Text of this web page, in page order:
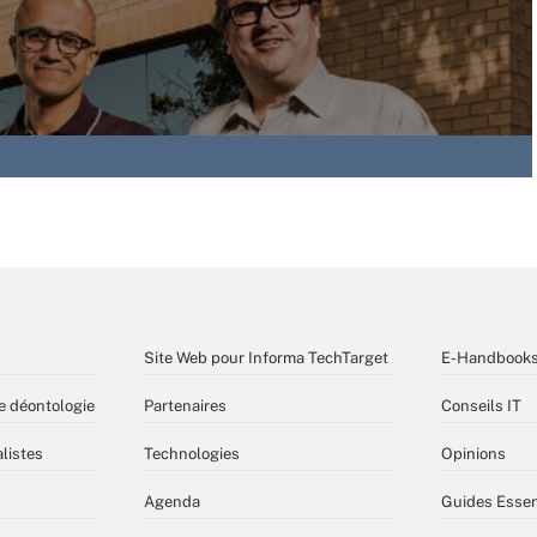
déontologie
Site Web pour Informa TechTarget
Partenaires
Technologies
Agenda
E-Handbooks
Conseils IT
Opinions
Guides